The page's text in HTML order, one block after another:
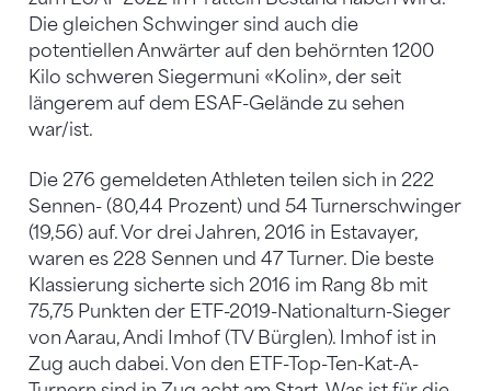
Die gleichen Schwinger sind auch die
potentiellen Anwärter auf den behörnten 1200
Kilo schweren Siegermuni «Kolin», der seit
längerem auf dem ESAF-Gelände zu sehen
war/ist.
Die 276 gemeldeten Athleten teilen sich in 222
Sennen- (80,44 Prozent) und 54 Turnerschwinger
(19,56) auf. Vor drei Jahren, 2016 in Estavayer,
waren es 228 Sennen und 47 Turner. Die beste
Klassierung sicherte sich 2016 im Rang 8b mit
75,75 Punkten der ETF-2019-Nationalturn-Sieger
von Aarau, Andi Imhof (TV Bürglen). Imhof ist in
Zug auch dabei. Von den ETF-Top-Ten-Kat-A-